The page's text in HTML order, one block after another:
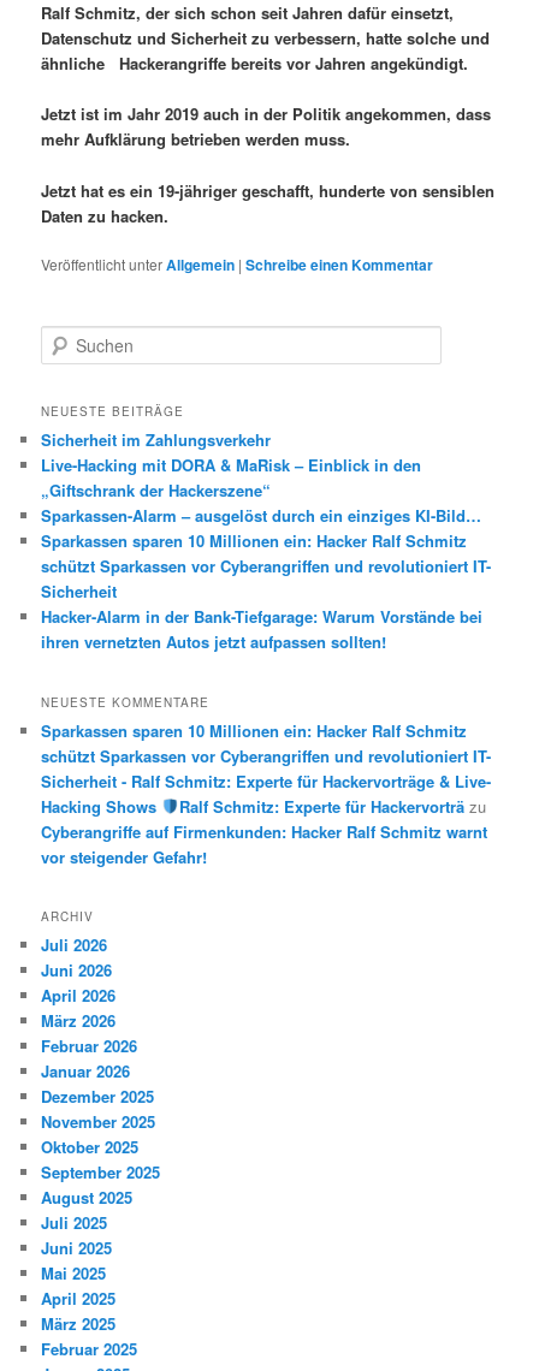
Ralf Schmitz, der sich schon seit Jahren dafür einsetzt,
Datenschutz und Sicherheit zu verbessern, hatte solche und
ähnliche Hackerangriffe bereits vor Jahren angekündigt.
Jetzt ist im Jahr 2019 auch in der Politik angekommen, dass
mehr Aufklärung betrieben werden muss.
Jetzt hat es ein 19-jähriger geschafft, hunderte von sensiblen
Daten zu hacken.
Veröffentlicht unterAllgemein |Schreibe einen Kommentar
u
h
n
NEUESTE BEITRÄGE
Sicherheit im Zahlungsverkehr
Live-Hacking mit DORA & MaRisk – Einblick in den
„Giftschrank der Hackerszene“
Sparkassen-Alarm – ausgelöst durch ein einziges KI-Bild…
Sparkassen sparen 10 Millionen ein: Hacker Ralf Schmitz
schützt Sparkassen vor Cyberangriffen und revolutioniert IT-
Sicherheit
Hacker-Alarm in der Bank-Tiefgarage: Warum Vorstände bei
ihren vernetzten Autos jetzt aufpassen sollten!
NEUESTE KOMMENTARE
Sparkassen sparen 10 Millionen ein: Hacker Ralf Schmitz
schützt Sparkassen vor Cyberangriffen und revolutioniert IT-
Sicherheit - Ralf Schmitz: Experte für Hackervorträge & Live-
Hacking Shows
Ralf Schmitz: Experte für Hackervorträzu
Cyberangriffe auf Firmenkunden: Hacker Ralf Schmitz warnt
vor steigender Gefahr!
ARCHIV
Juli 2026
Juni 2026
April 2026
März 2026
Februar 2026
Januar 2026
Dezember 2025
November 2025
Oktober 2025
September 2025
August 2025
Juli 2025
Juni 2025
Mai 2025
April 2025
März 2025
Februar 2025